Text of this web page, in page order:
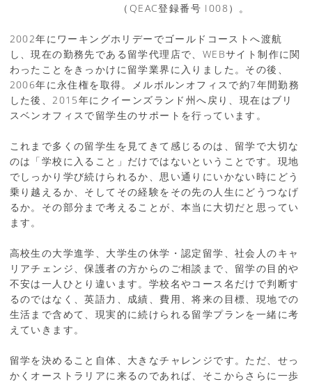
（QEAC登録番号 I008）。
2002年にワーキングホリデーでゴールドコーストへ渡航
し、現在の勤務先である留学代理店で、WEBサイト制作に関
わったことをきっかけに留学業界に入りました。その後、
2006年に永住権を取得。メルボルンオフィスで約7年間勤務
した後、2015年にクイーンズランド州へ戻り、現在はブリ
スベンオフィスで留学生のサポートを行っています。
これまで多くの留学生を見てきて感じるのは、留学で大切な
のは「学校に入ること」だけではないということです。現地
でしっかり学び続けられるか、思い通りにいかない時にどう
乗り越えるか、そしてその経験をその先の人生にどうつなげ
るか。その部分まで考えることが、本当に大切だと思ってい
ます。
高校生の大学進学、大学生の休学・認定留学、社会人のキャ
リアチェンジ、保護者の方からのご相談まで、留学の目的や
不安は一人ひとり違います。学校名やコース名だけで判断す
るのではなく、英語力、成績、費用、将来の目標、現地での
生活まで含めて、現実的に続けられる留学プランを一緒に考
えていきます。
留学を決めること自体、大きなチャレンジです。ただ、せっ
かくオーストラリアに来るのであれば、そこからさらに一歩